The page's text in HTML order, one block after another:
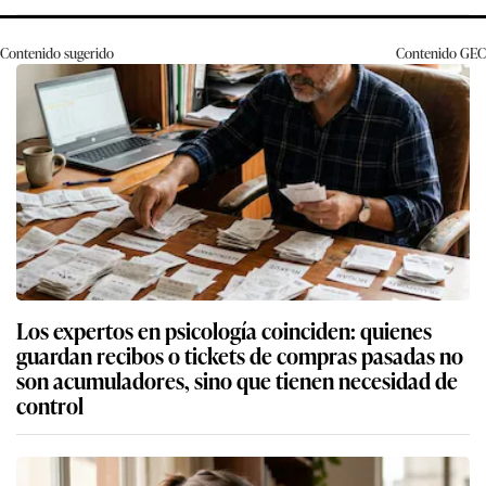
Contenido sugerido ContenidoGEC
Los expertos en psicología coinciden: quienes
guardan recibos o tickets de compras pasadas no
son acumuladores, sino que tienen necesidad de
control